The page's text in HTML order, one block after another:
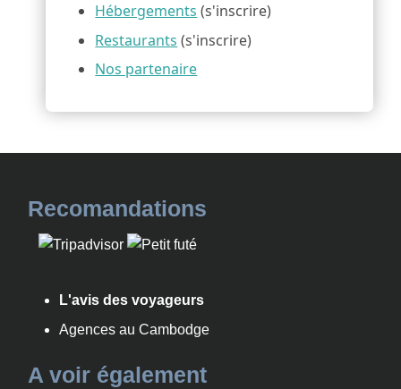
Hébergements (s'inscrire)
Restaurants (s'inscrire)
Nos partenaire
Recomandations
L'avis des voyageurs
Agences au Cambodge
A voir également